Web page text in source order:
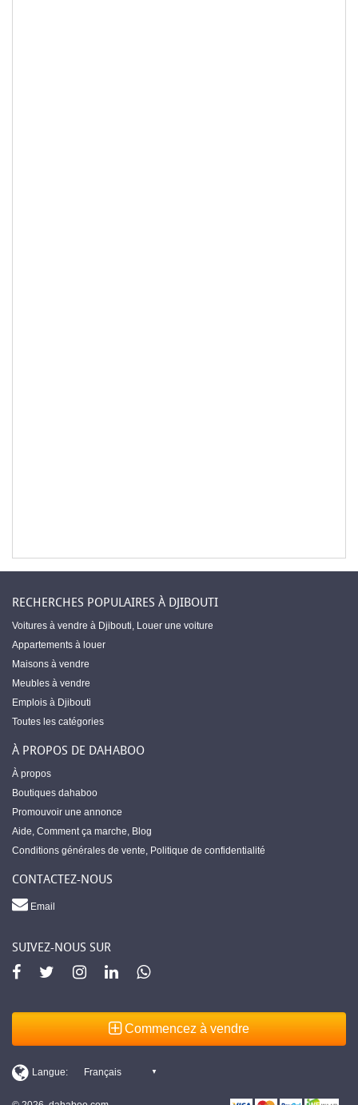
RECHERCHES POPULAIRES À DJIBOUTI
Voitures à vendre à Djibouti, Louer une voiture
Appartements à louer
Maisons à vendre
Meubles à vendre
Emplois à Djibouti
Toutes les catégories
À PROPOS DE DAHABOO
À propos
Boutiques dahaboo
Promouvoir une annonce
Aide, Comment ça marche, Blog
Conditions générales de vente, Politique de confidentialité
CONTACTEZ-NOUS
Email
SUIVEZ-NOUS SUR
Commencez à vendre